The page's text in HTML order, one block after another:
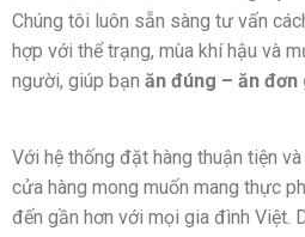
Chúng tôi luôn sẵn sàng tư vấn
hợp với thể trạng, mùa khí hậu và
người, giúp bạn ăn đúng – ăn đơn
Với hệ thống đặt hàng thuận tiện và
cửa hàng mong muốn mang thực
đến gần hơn với mọi gia đình Việt.